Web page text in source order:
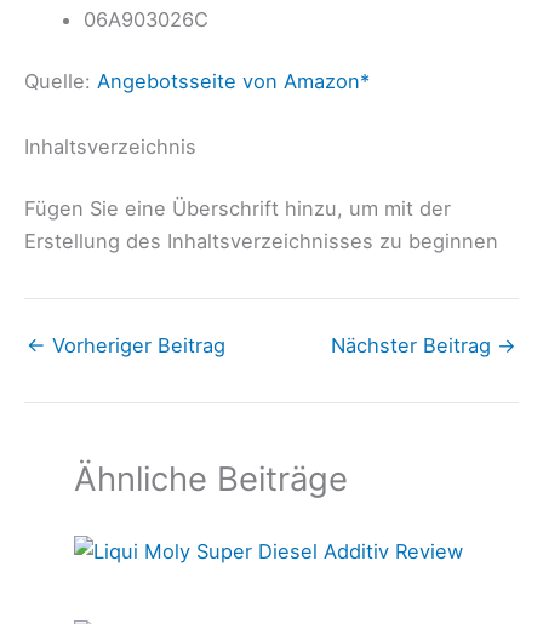
06A903026C
Quelle: Angebotsseite von Amazon*
Inhaltsverzeichnis
Fügen Sie eine Überschrift hinzu, um mit der
Erstellung des Inhaltsverzeichnisses zu beginnen
← Vorheriger Beitrag Nächster Beitrag →
Ähnliche Beiträge